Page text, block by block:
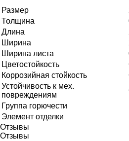
Размер
Толщина
Длина
Ширина
Ширина листа
Цветостойкость
Коррозийная стойкость
Устойчивость к мех.
повреждениям
Группа горючести
Элемент отделки
Отзывы
Отзывы